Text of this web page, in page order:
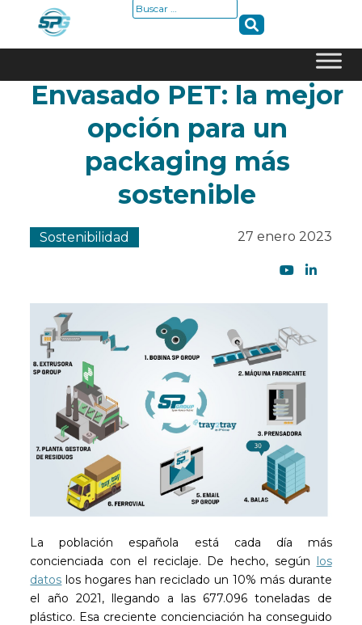
Buscar:
Envasado PET: la mejor
opción para un
packaging más
sostenible
Sostenibilidad 27 enero 2023
La población española está cada día más
concienciada con el reciclaje. De hecho, según los
datos los hogares han reciclado un 10% más durante
el año 2021, llegando a las 677.096 toneladas de
plástico. Esa creciente concienciación ha conseguido